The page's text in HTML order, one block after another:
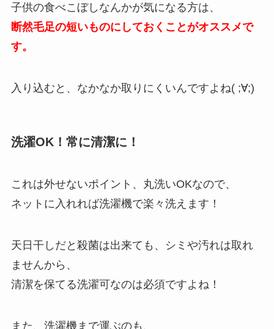
子供の食べこぼしなんかが気になる方は、
断然毛足の短いものにしておくことがオススメで
す。
入り込むと、なかなか取りにくいんですよね( ;∀;)
洗濯OK！常に清潔に！
これは外せないポイント、丸洗いOKなので、
ネットに入れれば洗濯機で楽々洗えます！
天日干しだと殺菌は出来ても、シミや汚れは取れ
ませんから、
清潔を保てる洗濯可なのは必須ですよね！
また、洗濯機まで運ぶのも、